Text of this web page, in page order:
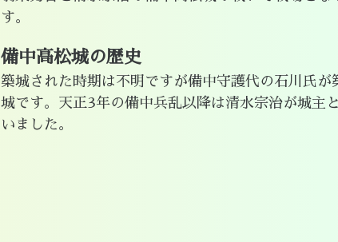
す。
備中高松城の歴史
築城された時期は不明ですが備中守護代の石川氏が
城です。天正3年の備中兵乱以降は清水宗治が城主
いました。